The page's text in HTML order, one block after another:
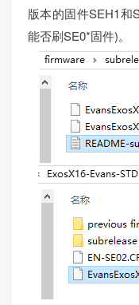
版本的固件SEH1和
能否刷SE0*固件)。